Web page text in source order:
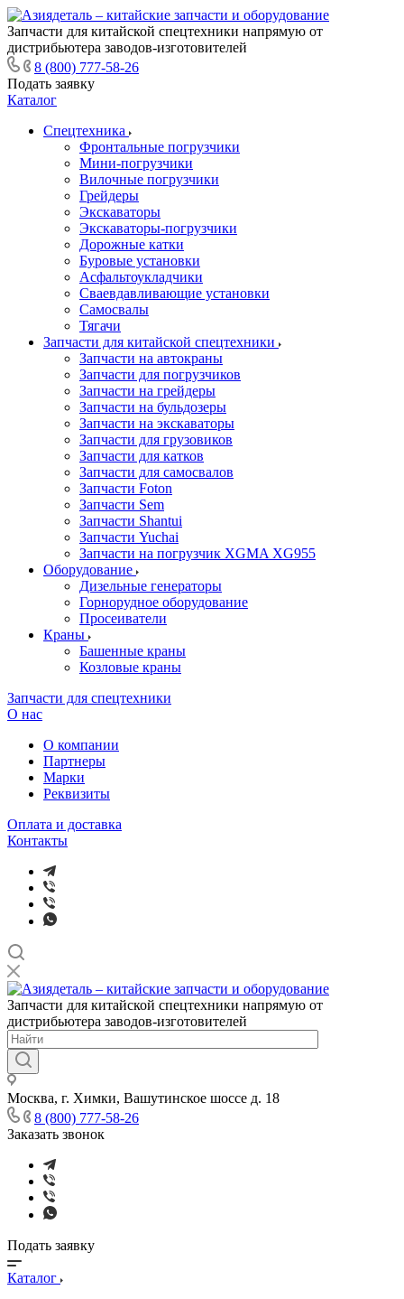
Запчасти для китайской спецтехники напрямую от
дистрибьютера заводов-изготовителей
8 (800) 777-58-26
Подать заявку
Каталог
Спецтехника
Фронтальные погрузчики
Мини-погрузчики
Вилочные погрузчики
Грейдеры
Экскаваторы
Экскаваторы-погрузчики
Дорожные катки
Буровые установки
Асфальтоукладчики
Сваевдавливающие установки
Самосвалы
Тягачи
Запчасти для китайской спецтехники
Запчасти на автокраны
Запчасти для погрузчиков
Запчасти на грейдеры
Запчасти на бульдозеры
Запчасти на экскаваторы
Запчасти для грузовиков
Запчасти для катков
Запчасти для самосвалов
Запчасти Foton
Запчасти Sem
Запчасти Shantui
Запчасти Yuchai
Запчасти на погрузчик XGMA XG955
Оборудование
Дизельные генераторы
Горнорудное оборудование
Просеиватели
Краны
Башенные краны
Козловые краны
Запчасти для спецтехники
О нас
О компании
Партнеры
Марки
Реквизиты
Оплата и доставка
Контакты
Запчасти для китайской спецтехники напрямую от
дистрибьютера заводов-изготовителей
Москва, г. Химки, Вашутинское шоссе д. 18
8 (800) 777-58-26
Заказать звонок
Подать заявку
Каталог